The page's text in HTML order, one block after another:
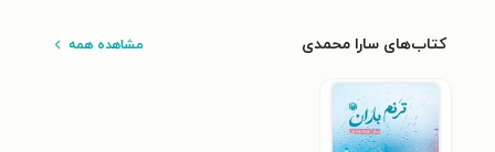
کتاب‌های سارا محمدی مشاهده همه